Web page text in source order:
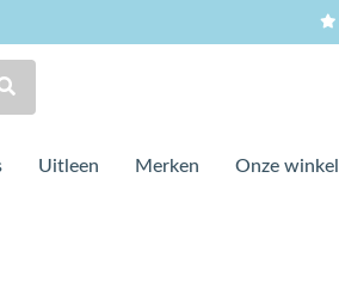
Uitleen Merken Onze winkel